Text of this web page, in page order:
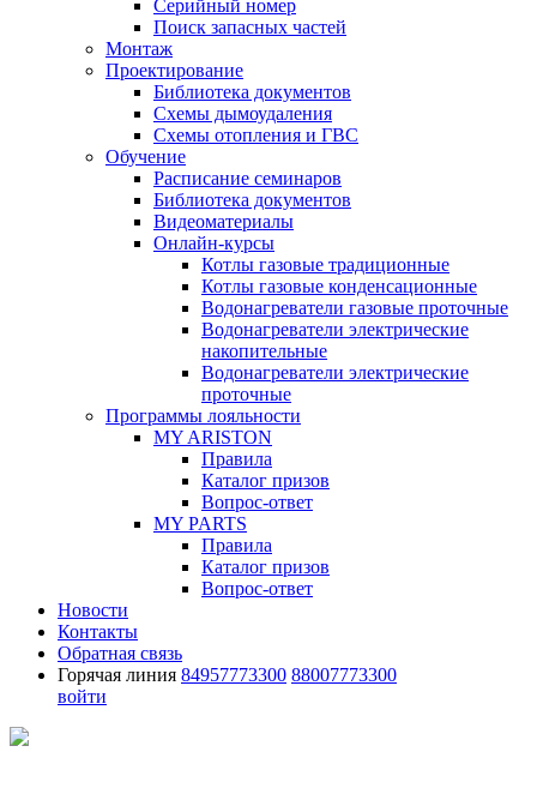
Серийный номер
Поиск запасных частей
Монтаж
Проектирование
Библиотека документов
Схемы дымоудаления
Схемы отопления и ГВС
Обучение
Расписание семинаров
Библиотека документов
Видеоматериалы
Онлайн-курсы
Котлы газовые традиционные
Котлы газовые конденсационные
Водонагреватели газовые проточные
Водонагреватели электрические
накопительные
Водонагреватели электрические
проточные
Программы лояльности
MY ARISTON
Правила
Каталог призов
Вопрос-ответ
MY PARTS
Правила
Каталог призов
Вопрос-ответ
Новости
Контакты
Обратная связь
Горячая линия 84957773300 88007773300
войти